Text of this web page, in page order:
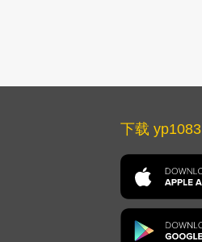
下载 yp1083